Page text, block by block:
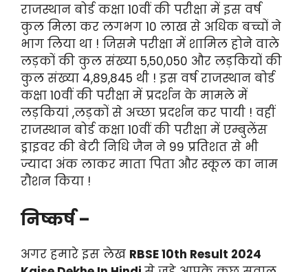
राजस्थान बोर्ड कक्षा 10वीं की परीक्षा में इस वर्ष
कुल मिला कर लगभग 10 लाख से अधिक बच्चों ने
भाग लिया था ! जिसमे परीक्षा में शामिल होने वाले
लड़कों की कुल संख्या 5,50,050 और लड़कियों की
कुल संख्या 4,89,845 थी ! इस वर्ष राजस्थान बोर्ड
कक्षा 10वीं की परीक्षा में प्रदर्शन के मामले में
लड़कियां ,लड़कों से अच्छा प्रदर्शन कर पायी ! वहीं
राजस्थान बोर्ड कक्षा 10वीं की परीक्षा में एम्बुलेंस
ड्राइवर की बेटी निधि जैन ने 99 प्रतिशत से भी
ज्यादा अंक लाकर माता पिता और स्कूल का नाम
रौशन किया !
निष्कर्ष –
अगर हमारे इस लेख RBSE 10th Result 2024